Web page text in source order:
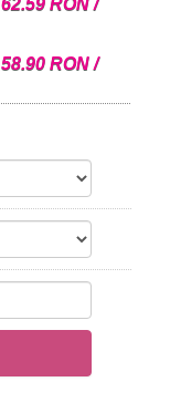
62.59 RON /
58.90 RON /